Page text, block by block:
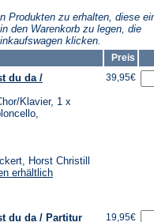
Produkten zu erhalten, diese
den Warenkorb zu legen, die
klicken.
Preis
du da /
Klavier, 1 x
Horst Christill
erhältlich
39,95€
du da / Partitur
19,95€